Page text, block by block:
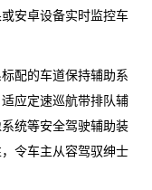
安卓设备实时监控车
配的车道保持辅助系
应定速巡航带排队辅
统等安全驾驶辅助装
令车主从容驾驭绅士